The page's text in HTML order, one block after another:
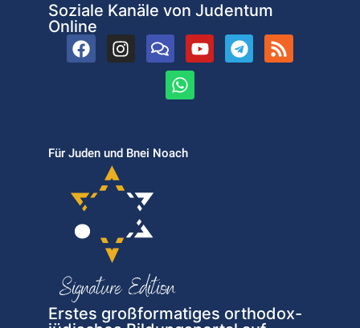
Soziale Kanäle von Judentum
Online
Für Juden und Bnei Noach
Erstes großformatiges orthodox-